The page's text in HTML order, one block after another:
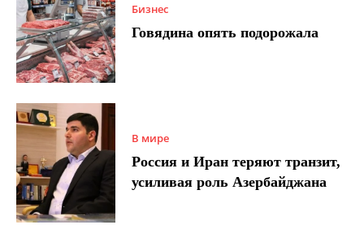
Бизнес
Говядина опять подорожала
В мире
Россия и Иран теряют транзит,
усиливая роль Азербайджана